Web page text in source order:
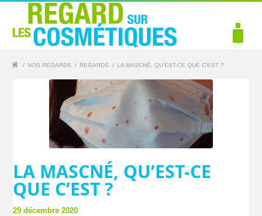
/ NOS REGARDS / REGARDS / LA MASCNÉ, QU’EST-CE QUE C’EST ?
LA MASCNÉ, QU’EST-CE
QUE C’EST ?
29 décembre 2020